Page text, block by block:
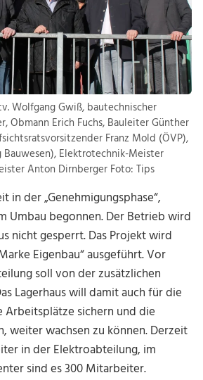
Wolfgang Gwiß, bautechnischer
Obmann Erich Fuchs, Bauleiter Günther
Franz Mold (ÖVP),
Bauwesen), Elektrotechnik-Meister
Anton Dirnberger Foto: Tips
in der „Genehmigungsphase“,
Umbau begonnen. Der Betrieb wird
nicht gesperrt. Das Projekt wird
Eigenbau“ ausgeführt. Vor
soll von der zusätzlichen
Lagerhaus will damit auch für die
Arbeitsplätze sichern und die
weiter wachsen zu können. Derzeit
in der Elektroabteilung, im
sind es 300 Mitarbeiter.